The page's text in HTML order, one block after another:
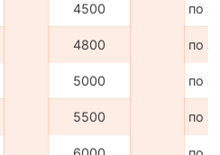
4500 по
4800 по
5000 по
5500 по